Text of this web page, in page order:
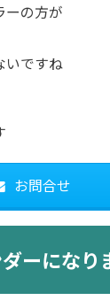
ーの方が
いですね
お問合せ
ーになり